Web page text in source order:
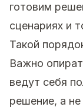
готовим
сценариях и
Такой
Важно
ведут себя
решение, а не